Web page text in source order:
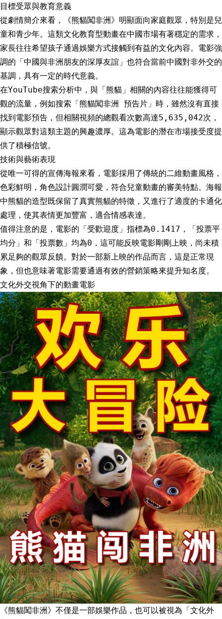
目標受眾與教育意義
從劇情簡介來看，《熊貓闖非洲》明顯面向家庭觀眾，特別是兒
童和青少年。這類文化教育型動畫在中國市場有著穩定的需求，
家長往往希望孩子通過娛樂方式接觸到有益的文化內容。電影強
調的「中國與非洲朋友的深厚友誼」也符合當前中國對非外交的
基調，具有一定的時代意義。
在YouTube搜索分析中，與「熊貓」相關的內容往往能獲得可
觀的流量，例如搜索「熊貓闖非洲 預告片」時，雖然沒有直接
找到電影預告，但相關視頻的總觀看次數高達5,635,042次，
顯示觀眾對這類主題的興趣濃厚。這為電影的潛在市場接受度提
供了積極信號。
技術與藝術表現
從唯一可得的宣傳海報來看，電影採用了傳統的二維動畫風格，
色彩鮮明，角色設計圓潤可愛，符合兒童動畫的審美特點。海報
中熊貓的造型既保留了真實熊貓的特徵，又進行了適度的卡通化
處理，使其表情更加豐富，適合情感表達。
值得注意的是，電影的「受歡迎度」指標為0.1417，「投票平
均分」和「投票數」均為0，這可能反映電影剛剛上映，尚未積
累足夠的觀眾反饋。對於一部新上映的作品而言，這是正常現
象，但也意味著電影需要通過有效的營銷策略來提升知名度。
文化外交視角下的動畫電影
《熊貓闖非洲》不僅是一部娛樂作品，也可以被視為「文化外